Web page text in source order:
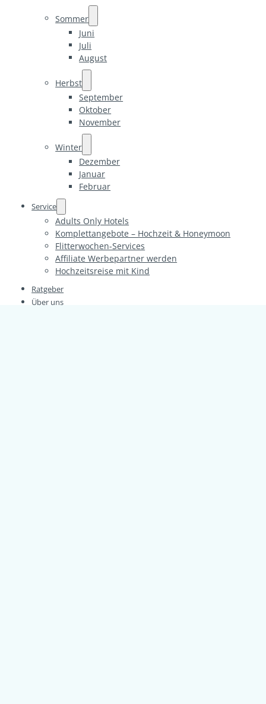
Sommer
Juni
Juli
August
Herbst
September
Oktober
November
Winter
Dezember
Januar
Februar
Service
Adults Only Hotels
Komplettangebote – Hochzeit & Honeymoon
Flitterwochen-Services
Affiliate Werbepartner werden
Hochzeitsreise mit Kind
Ratgeber
Über uns